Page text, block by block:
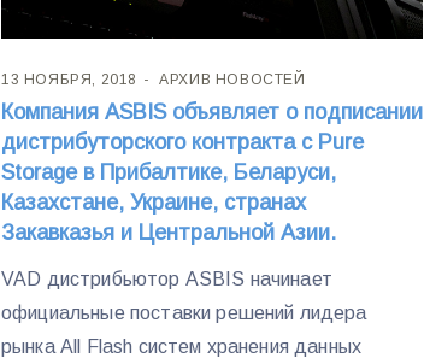
13 НОЯБРЯ, 2018 АРХИВ НОВОСТЕЙ
Компания ASBIS объявляет о подписании
дистрибуторского контракта с Pure
Storage в Прибалтике, Беларуси,
Казахстане, Украине, странах
Закавказья и Центральной Азии.
VAD дистрибьютор ASBIS начинает
официальные поставки решений лидера
рынка All Flash систем хранения данных